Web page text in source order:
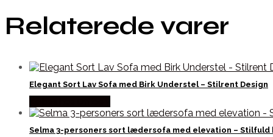
Relaterede varer
Elegant Sort Lav Sofa med Birk Understel – Stilrent Design
Selma 3-personers sort lædersofa med elevation –